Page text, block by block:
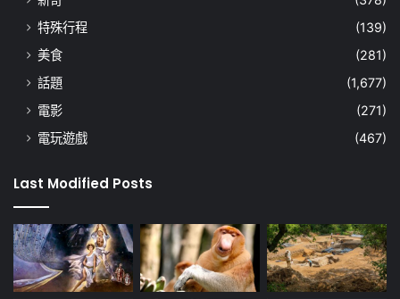
特殊行程
(139)
美食
(281)
話題
(1,677)
電影
(271)
電玩遊戲
(467)
Last Modified Posts